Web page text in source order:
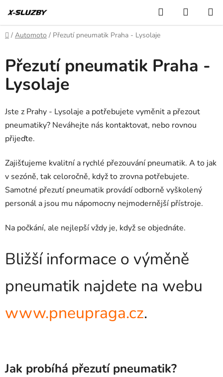
na
obsah
Hledat
KOŠÍK
Domů
/ Automoto / Přezutí pneumatik Praha - Lysolaje
Přezutí pneumatik Praha -
Lysolaje
Jste z Prahy - Lysolaje a potřebujete vyměnit a přezout
pneumatiky? Neváhejte nás kontaktovat, nebo rovnou
přijeďte.
Zajišťujeme kvalitní a rychlé přezouvání pneumatik. A to jak
v sezóně, tak celoročně, když to zrovna potřebujete.
Samotné přezutí pneumatik provádí odborně vyškolený
personál a jsou mu nápomocny nejmodernější přístroje.
Na počkání, ale nejlepší vždy je, když se objednáte.
Bližší informace o výměně
pneumatik najdete na webu
www.pneupraga.cz.
Jak probíhá přezutí pneumatik?